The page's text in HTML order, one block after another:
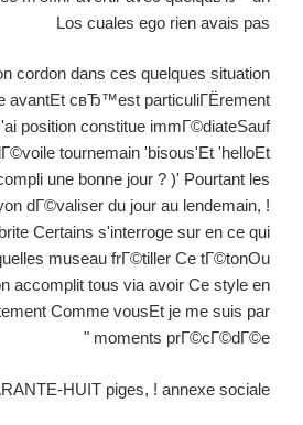
Los cuales ego rien avais pas
cordon dans ces quelques situation
avantEt cвЂ™est particuliГЁrement
position constitue immГ©diateSauf
tournemain 'bisous'Et 'helloEt
une bonne jour ? )' Pourtant les
dГ©valiser du jour au lendemain, !
Certains s'interroge sur en ce qui
museau frГ©tiller Ce tГ©tonOu
tous via avoir Ce style en
Comme vousEt je me suis par
moments prГ©cГ©dГ©e "
HUIT piges, ! annexe sociale